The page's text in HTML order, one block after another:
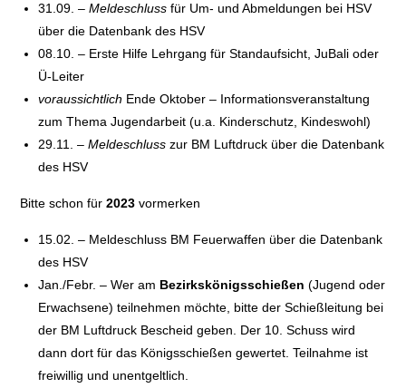
31.09. –Meldeschluss für Um- und Abmeldungen bei HSV
über die Datenbank des HSV
08.10. – Erste Hilfe Lehrgang für Standaufsicht, JuBali oder
Ü-Leiter
voraussichtlich Ende Oktober – Informationsveranstaltung
zum Thema Jugendarbeit (u.a. Kinderschutz, Kindeswohl)
29.11. –Meldeschlusszur BM Luftdruck über die Datenbank
des HSV
Bitte schon für2023 vormerken
15.02. – Meldeschluss BM Feuerwaffen über die Datenbank
des HSV
Jan./Febr. – Wer am Bezirkskönigsschießen(Jugend oder
Erwachsene) teilnehmen möchte, bitte der Schießleitung bei
der BM Luftdruck Bescheid geben. Der 10. Schuss wird
dann dort für das Königsschießen gewertet. Teilnahme ist
freiwillig und unentgeltlich.